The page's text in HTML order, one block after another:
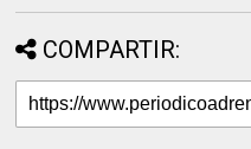
COMPARTIR: